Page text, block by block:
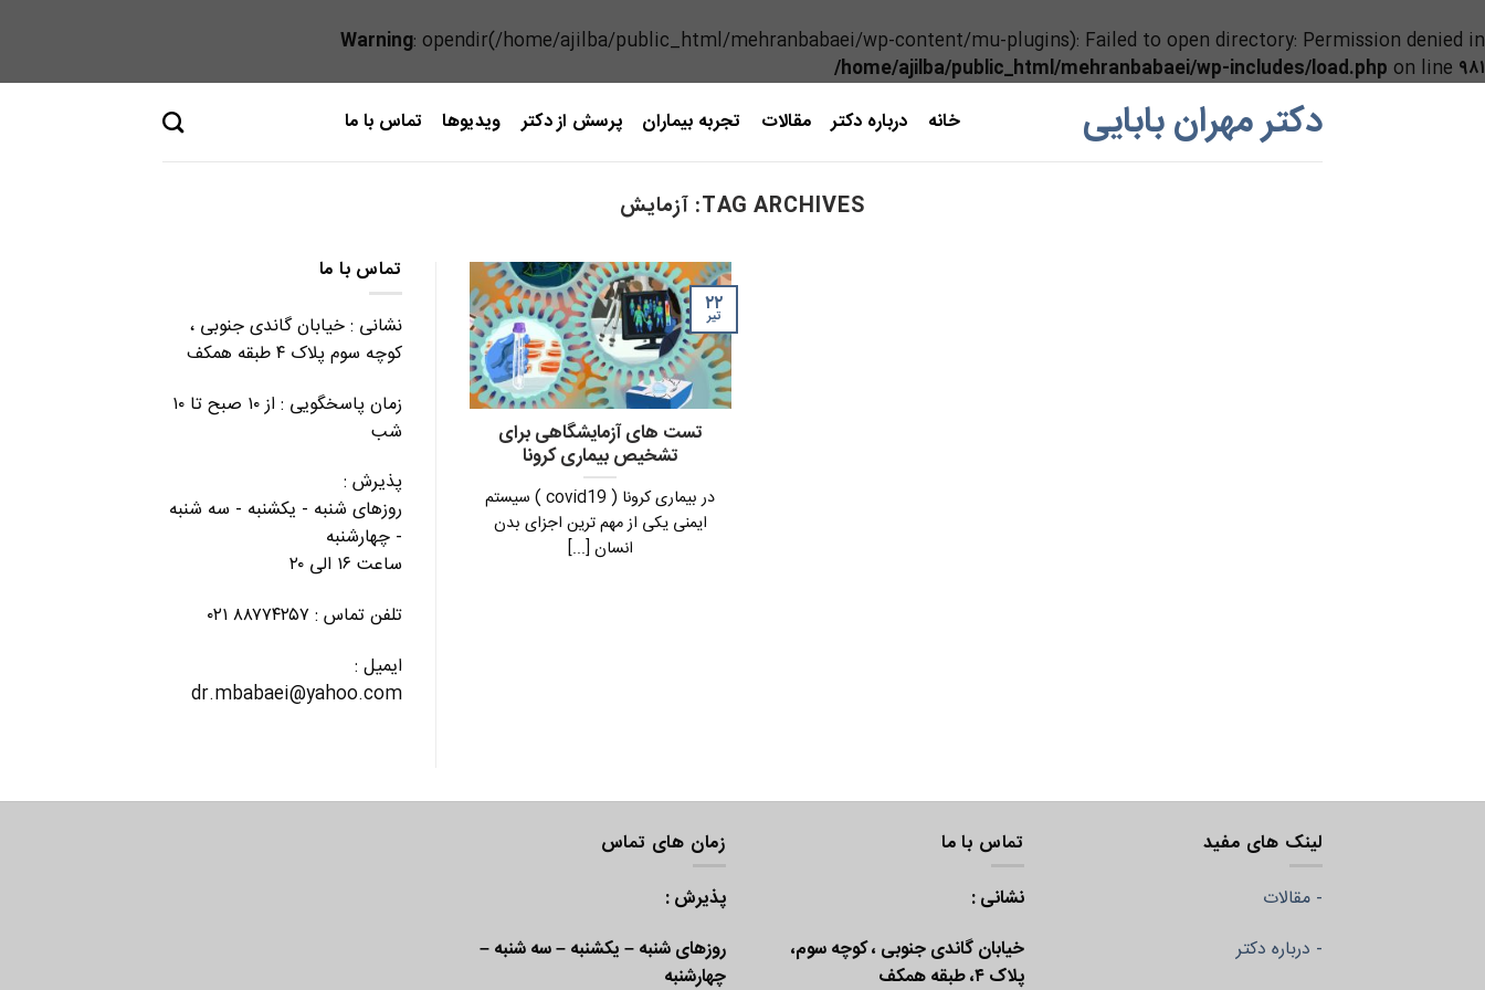
Warning: opendir(/home/ajilba/public_html/mehranbabaei/wp-content/mu-plugins): Failed to open directory: Permission denied in
/home/ajilba/public_html/mehranbabaei/wp-includes/load.php on line ۹۸۱
دکتر مهران بابایی خانه درباره دکتر مقالات تجربه بیماران پرسش از دکتر ویدیوها تماس با ما
TAG ARCHIVES: آزمایش
تست های آزمایشگاهی برای
تشخیص بیماری کرونا
در بیماری کرونا ( covid19 ) سیستم
ایمنی یکی از مهم ترین اجزای بدن
انسان [...]
۲۲
تیر
تماس با ما
نشانی : خیابان گاندی جنوبی ،
کوچه سوم پلاک ۴ طبقه همکف
زمان پاسخگویی : از ۱۰ صبح تا ۱۰
شب
پذیرش :
روزهای شنبه - یکشنبه - سه شنبه
- چهارشنبه
ساعت ۱۶ الی ۲۰
تلفن تماس : ۸۸۷۷۴۲۵۷ ۰۲۱
ایمیل :
dr.mbabaei@yahoo.com
لینک های مفید
- مقالات
- درباره دکتر
تماس با ما
نشانی :
خیابان گاندی جنوبی ، کوچه سوم،
پلاک ۴، طبقه همکف
زمان های تماس
پذیرش :
روزهای شنبه – یکشنبه – سه شنبه –
چهارشنبه